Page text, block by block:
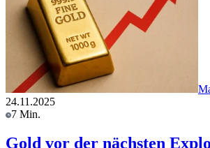
24.11.2025
7 Min.
Gold vor der nächsten